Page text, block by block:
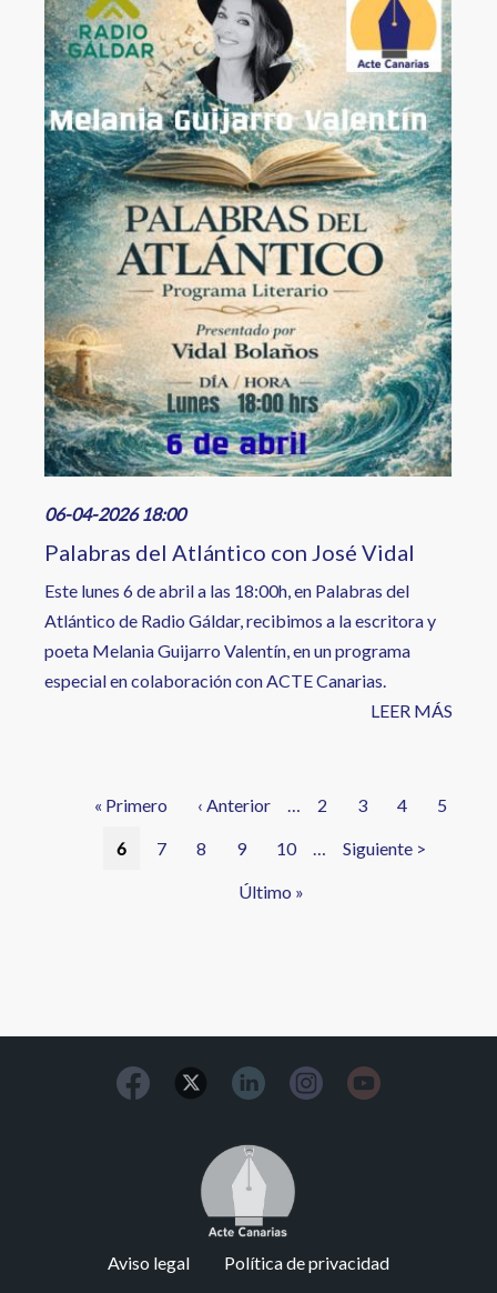
06-04-2026 18:00
Palabras del Atlántico con José Vidal
Este lunes 6 de abril a las 18:00h, en Palabras del
Atlántico de Radio Gáldar, recibimos a la escritora y
poeta Melania Guijarro Valentín, en un programa
especial en colaboración con ACTE Canarias.
LEER MÁS
Primera
« Primero
Página
‹ Anterior … Página
2 Página
3 Página
4 Página
5
Página
6 Página
7 Página
8 Página
9 Página
10 …
Siguiente
Siguiente >
Última
Último »
Image
Aviso legal Política de privacidad